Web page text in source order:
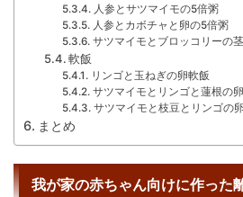
人参とサツマイモの5倍粥
人参とカボチャと卵の5倍粥
サツマイモとブロッコリーの
軟飯
リンゴと玉ねぎの卵軟飯
サツマイモとリンゴと蓮根の
サツマイモと枝豆とリンゴの
まとめ
我が家の赤ちゃん向けに作った